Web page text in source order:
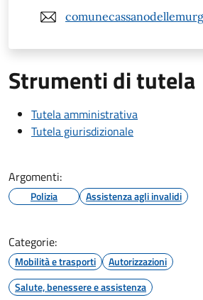
Strumenti di tutela
Tutela amministrativa
Tutela giurisdizionale
Argomenti:
Polizia Assistenza agli invalidi
Categorie:
Mobilità e trasporti
Autorizzazioni
Salute, benessere e assistenza